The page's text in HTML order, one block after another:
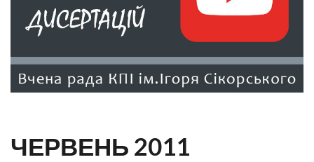
ЧЕРВЕНЬ 2011